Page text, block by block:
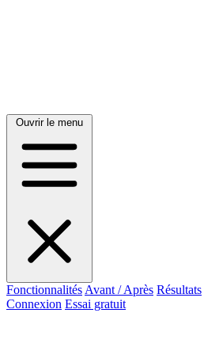
Ouvrir le menu
Fonctionnalités Avant / Après Résultats
Connexion Essai gratuit